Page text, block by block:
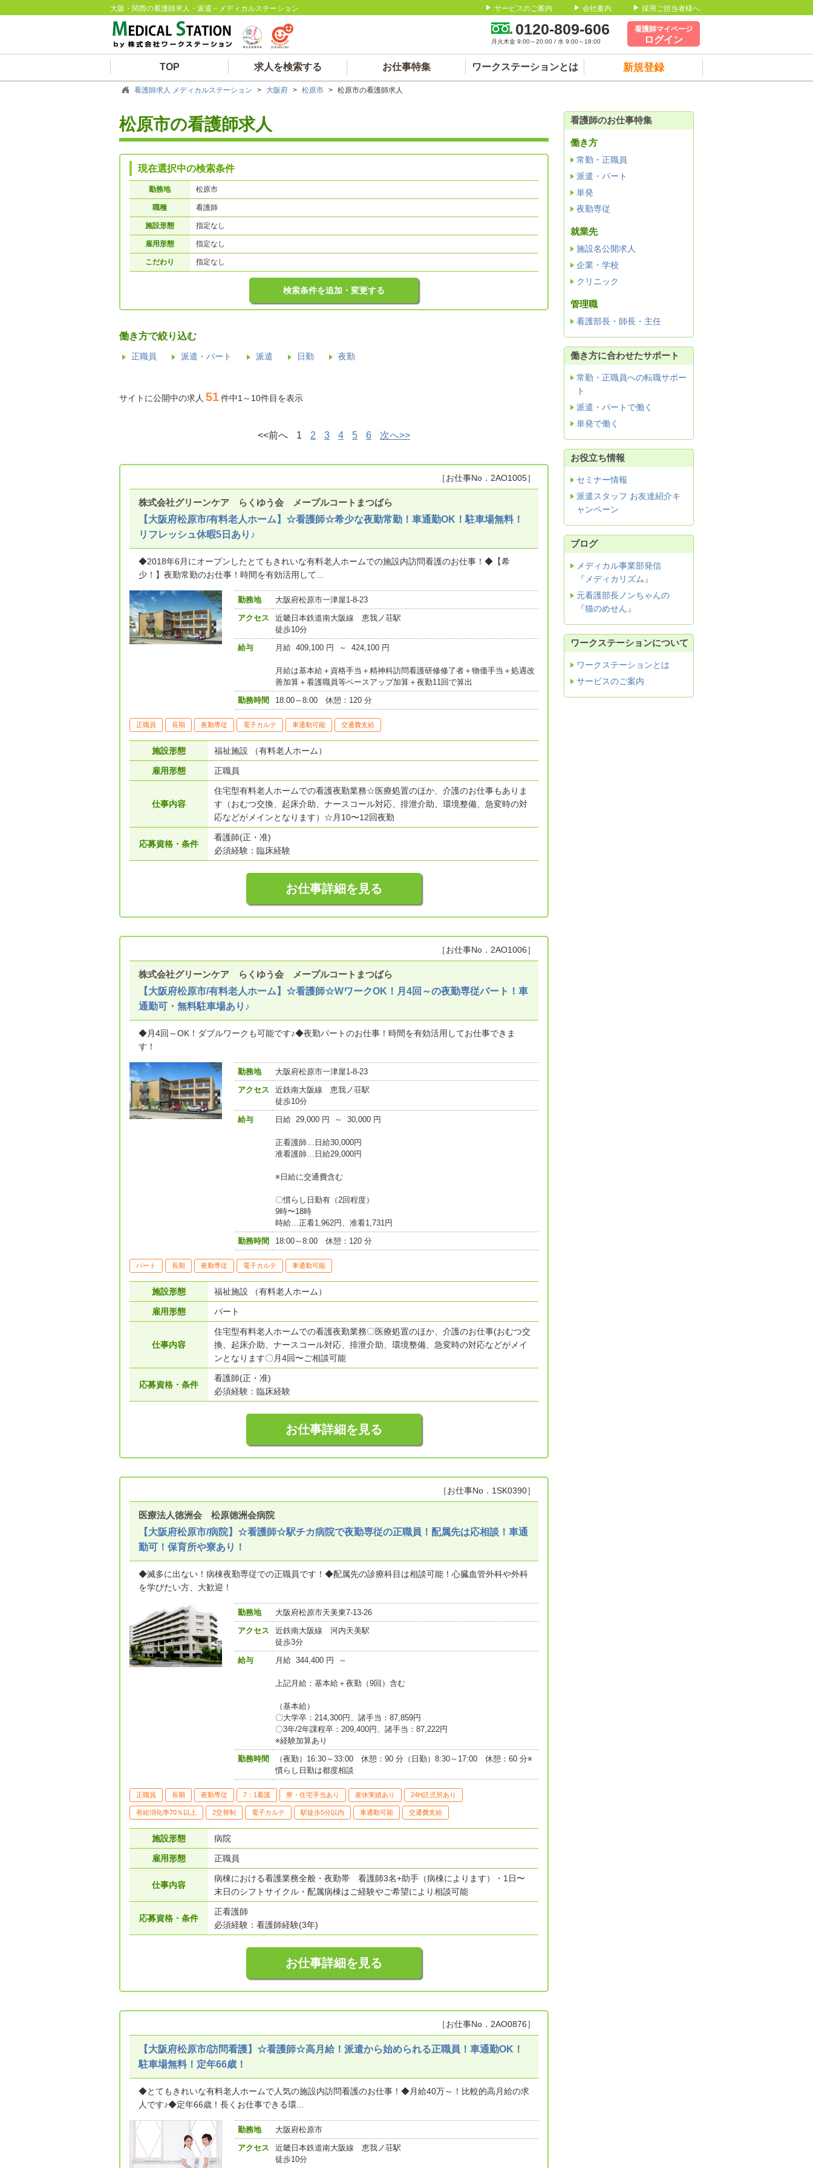
大阪・関西の看護師求人・派遣－メディカルステーション サービスのご案内 会社案内 採用ご担当者様へ
0120-809-606
月火木金 9:00～20:00 / 水 9:00～18:00
看護師マイページ
ログイン
TOP 求人を検索する お仕事特集 ワークステーションとは 新規登録
看護師求人 メディカルステーション > 大阪府 > 松原市 > 松原市の看護師求人
松原市の看護師求人
現在選択中の検索条件
勤務地 松原市
職種 看護師
施設形態 指定なし
雇用形態 指定なし
こだわり 指定なし
検索条件を追加・変更する
働き方で絞り込む
正職員 派遣・パート 派遣 日勤 夜勤
サイトに公開中の求人 51件中1～10件目を表示
<<前へ 1 2 3 4 5 6 次へ>>
［お仕事No．2AO1005］
株式会社グリーンケア らくゆう会 メープルコートまつばら
【大阪府松原市/有料老人ホーム】☆看護師☆希少な夜勤常勤！車通勤OK！駐車場無料！
リフレッシュ休暇5日あり♪
◆2018年6月にオープンしたとてもきれいな有料老人ホームでの施設内訪問看護のお仕事！◆【希
少！】夜勤常勤のお仕事！時間を有効活用して...
勤務地
大阪府松原市一津屋1-8-23
アクセス
近畿日本鉄道南大阪線 恵我ノ荘駅
徒歩10分
給与
月給 409,100 円 ～ 424,100 円
月給は基本給＋資格手当＋精神科訪問看護研修修了者＋物価手当＋処遇改
善加算＋看護職員等ベースアップ加算＋夜勤11回で算出
勤務時間
18:00～8:00 休憩：120 分
正職員 長期 夜勤専従 電子カルテ 車通勤可能 交通費支給
施設形態 福祉施設 （有料老人ホーム）
雇用形態 正職員
仕事内容
住宅型有料老人ホームでの看護夜勤業務☆医療処置のほか、介護のお仕事もありま
す（おむつ交換、起床介助、ナースコール対応、排泄介助、環境整備、急変時の対
応などがメインとなります）☆月10〜12回夜勤
応募資格・条件
看護師(正・准)
必須経験：臨床経験
お仕事詳細を見る
［お仕事No．2AO1006］
株式会社グリーンケア らくゆう会 メープルコートまつばら
【大阪府松原市/有料老人ホーム】☆看護師☆WワークOK！月4回～の夜勤専従パート！車
通勤可・無料駐車場あり♪
◆月4回～OK！ダブルワークも可能です♪◆夜勤パートのお仕事！時間を有効活用してお仕事できま
す！
勤務地
大阪府松原市一津屋1-8-23
アクセス
近鉄南大阪線 恵我ノ荘駅
徒歩10分
給与
日給 29,000 円 ～ 30,000 円
正看護師…日給30,000円
准看護師…日給29,000円
※日給に交通費含む
〇慣らし日勤有（2回程度）
9時〜18時
時給…正看1,962円、准看1,731円
勤務時間
18:00～8:00 休憩：120 分
パート 長期 夜勤専従 電子カルテ 車通勤可能
施設形態 福祉施設 （有料老人ホーム）
雇用形態 パート
仕事内容
住宅型有料老人ホームでの看護夜勤業務〇医療処置のほか、介護のお仕事(おむつ交
換、起床介助、ナースコール対応、排泄介助、環境整備、急変時の対応などがメイ
ンとなります〇月4回〜ご相談可能
応募資格・条件
看護師(正・准)
必須経験：臨床経験
お仕事詳細を見る
［お仕事No．1SK0390］
医療法人徳洲会 松原徳洲会病院
【大阪府松原市/病院】☆看護師☆駅チカ病院で夜勤専従の正職員！配属先は応相談！車通
勤可！保育所や寮あり！
◆滅多に出ない！病棟夜勤専従での正職員です！◆配属先の診療科目は相談可能！心臓血管外科や外科
を学びたい方、大歓迎！
勤務地
大阪府松原市天美東7-13-26
アクセス
近鉄南大阪線 河内天美駅
徒歩3分
給与
月給 344,400 円 ～
上記月給：基本給＋夜勤（9回）含む
（基本給）
〇大学卒：214,300円、諸手当：87,859円
〇3年/2年課程卒：209,400円、諸手当：87,222円
※経験加算あり
勤務時間
（夜勤）16:30～33:00 休憩：90 分（日勤）8:30～17:00 休憩：60 分※
慣らし日勤は都度相談
正職員 長期 夜勤専従 7：1看護 寮・住宅手当あり 産休実績あり 24H託児所あり
有給消化率70％以上 2交替制 電子カルテ 駅徒歩5分以内 車通勤可能 交通費支給
施設形態 病院
雇用形態 正職員
仕事内容
病棟における看護業務全般・夜勤帯 看護師3名+助手（病棟によります）・1日〜
末日のシフトサイクル・配属病棟はご経験やご希望により相談可能
応募資格・条件
正看護師
必須経験：看護師経験(3年)
お仕事詳細を見る
［お仕事No．2AO0876］
【大阪府松原市/訪問看護】☆看護師☆高月給！派遣から始められる正職員！車通勤OK！
駐車場無料！定年66歳！
◆とてもきれいな有料老人ホームで人気の施設内訪問看護のお仕事！◆月給40万～！比較的高月給の求
人です♪◆定年66歳！長くお仕事できる環...
勤務地
大阪府松原市
アクセス
近畿日本鉄道南大阪線 恵我ノ荘駅
徒歩10分
看護師のお仕事特集
働き方
常勤・正職員
派遣・パート
単発
夜勤専従
就業先
施設名公開求人
企業・学校
クリニック
管理職
看護部長・師長・主任
働き方に合わせたサポート
常勤・正職員への転職サポー
ト
派遣・パートで働く
単発で働く
お役立ち情報
セミナー情報
派遣スタッフ お友達紹介キ
ャンペーン
ブログ
メディカル事業部発信
『メディカリズム』
元看護部長ノンちゃんの
『猫のめせん』
ワークステーションについて
ワークステーションとは
サービスのご案内